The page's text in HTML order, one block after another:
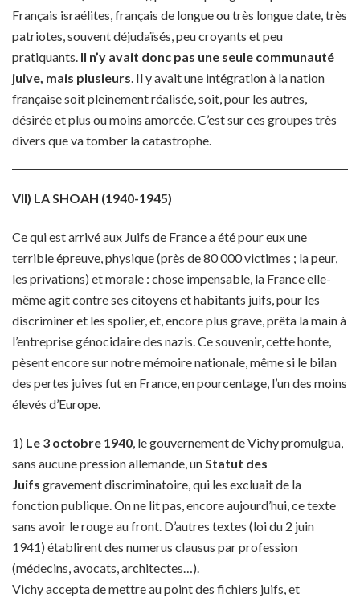
Français israélites, français de longue ou très longue date, très
patriotes, souvent déjudaïsés, peu croyants et peu
pratiquants. Il n’y avait donc pas une seule communauté
juive, mais plusieurs. Il y avait une intégration à la nation
française soit pleinement réalisée, soit, pour les autres,
désirée et plus ou moins amorcée. C’est sur ces groupes très
divers que va tomber la catastrophe.
VII) LA SHOAH (1940-1945)
Ce qui est arrivé aux Juifs de France a été pour eux une
terrible épreuve, physique (près de 80 000 victimes ; la peur,
les privations) et morale : chose impensable, la France elle-
même agit contre ses citoyens et habitants juifs, pour les
discriminer et les spolier, et, encore plus grave, prêta la main à
l’entreprise génocidaire des nazis. Ce souvenir, cette honte,
pèsent encore sur notre mémoire nationale, même si le bilan
des pertes juives fut en France, en pourcentage, l’un des moins
élevés d’Europe.
1) Le 3 octobre 1940, le gouvernement de Vichy promulgua,
sans aucune pression allemande, unStatut des
Juifs gravement discriminatoire, qui les excluait de la
fonction publique. On ne lit pas, encore aujourd’hui, ce texte
sans avoir le rouge au front. D’autres textes (loi du 2 juin
1941) établirent des numerus clausus par profession
(médecins, avocats, architectes…).
Vichy accepta de mettre au point des fichiers juifs, et